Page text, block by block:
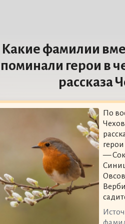
Какие фамилии
герои в
рассказа
По
—